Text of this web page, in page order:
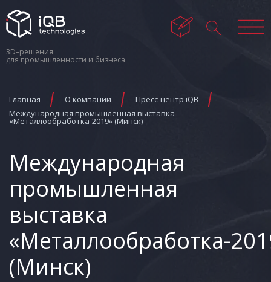
3D–решения
для промышленности и бизнеса
Главная О компании
Пресс-центр iQB
Международная промышленная выставка
«Металлообработка-2019» (Минск)
Международная
промышленная
выставка
«Металлообработка-
(Минск)